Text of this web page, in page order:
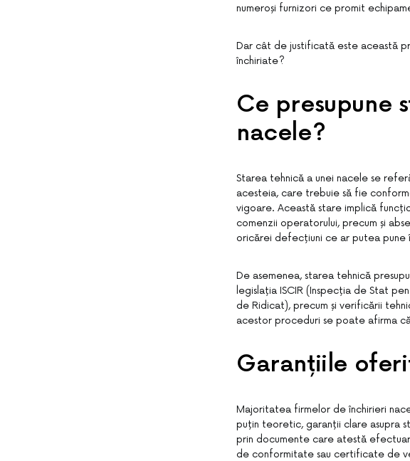
numeroși furnizori ce promit
Dar cât de justificată este această
închiriate?
Ce presupune
nacele?
Starea tehnică a unei nacele se
acesteia, care trebuie să fie
vigoare. Această stare implică
comenzii operatorului, precum și
oricărei defecțiuni ce ar putea pune
De asemenea, starea tehnică
legislația ISCIR (Inspecția de Stat
de Ridicat), precum și verificării
acestor proceduri se poate afirma
Garanțiile
Majoritatea firmelor de închirieri
puțin teoretic, garanții clare asupra
prin documente care atestă
de conformitate sau certificate de